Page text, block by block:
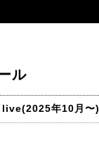
ル
年10月〜)